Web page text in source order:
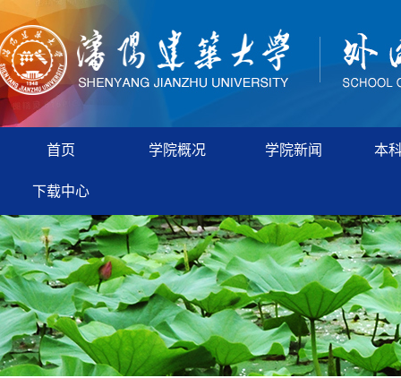
首页 学院概况 学院新闻 本
下载中心